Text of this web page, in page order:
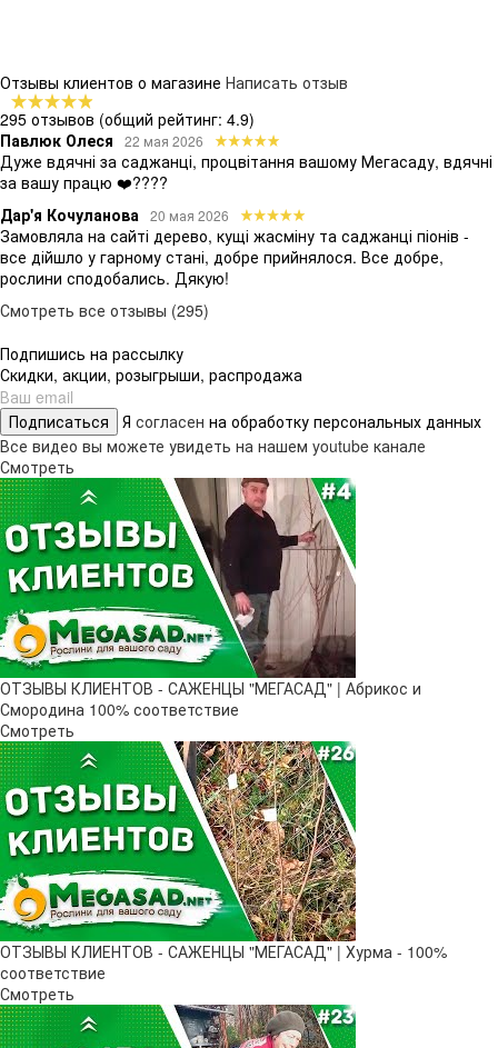
Отзывы клиентов о магазине Написать отзыв
295 отзывов (общий рейтинг: 4.9)
Павлюк Олеся
22 мая 2026
Дуже вдячні за саджанці, процвітання вашому Мегасаду, вдячні
за вашу працю ❤️????
Дар'я Кочуланова 20 мая 2026
Замовляла на сайті дерево, кущі жасміну та саджанці піонів -
все дійшло у гарному стані, добре прийнялося. Все добре,
рослини сподобались. Дякую!
Смотреть все отзывы (295)
Подпишись на рассылку
Скидки, акции, розыгрыши, распродажа
Подписаться Я согласен на обработку персональных данных
Все видео вы можете увидеть на нашем youtube канале
Смотреть
ОТЗЫВЫ КЛИЕНТОВ - САЖЕНЦЫ "МЕГАСАД" | Абрикос и
Смородина 100% соответствие
Смотреть
ОТЗЫВЫ КЛИЕНТОВ - САЖЕНЦЫ "МЕГАСАД" | Хурма - 100%
соответствие
Смотреть